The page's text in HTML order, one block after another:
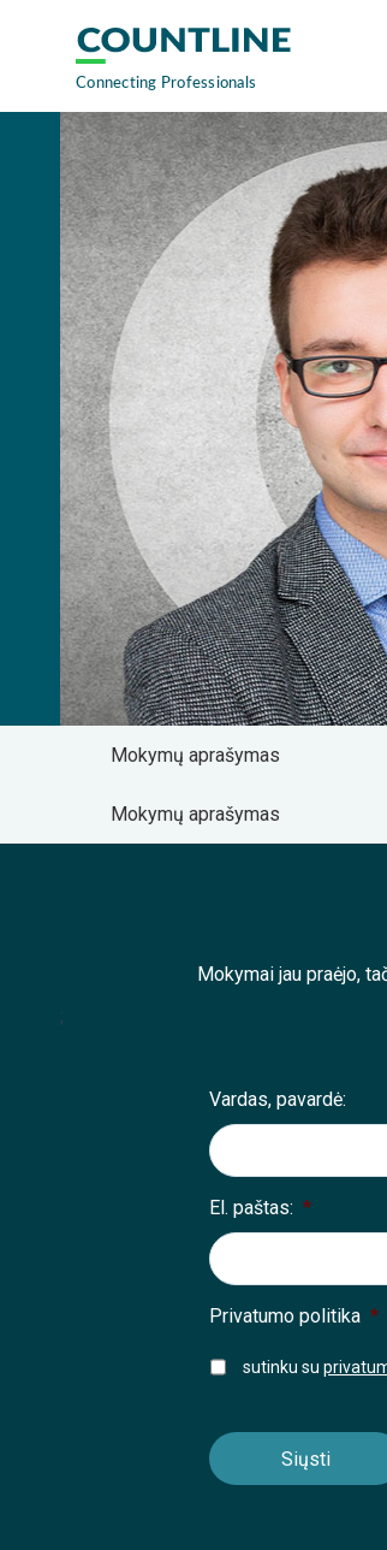
Mokymų aprašymas
Mokymų aprašymas
Mokymai jau praėjo,
;
Vardas, pavardė:
El. paštas: *
Privatumo politika *
sutinku su